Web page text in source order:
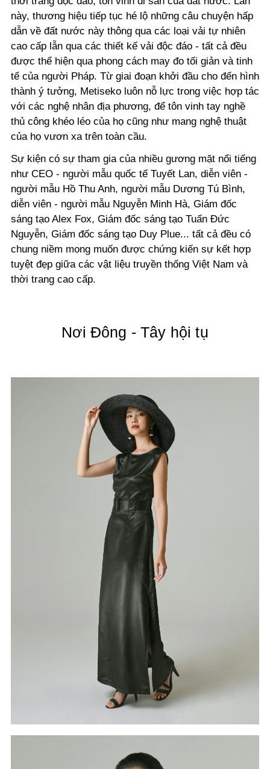
này, thương hiệu tiếp tục hé lộ những câu chuyện hấp
dẫn về đất nước này thông qua các loại vải tự nhiên
cao cấp lẫn qua các thiết kế vải độc đáo - tất cả đều
được thể hiện qua phong cách may đo tối giản và tinh
tế của người Pháp. Từ giai đoạn khởi đầu cho đến hình
thành ý tưởng, Metiseko luôn nỗ lực trong việc hợp tác
với các nghệ nhân địa phương, để tôn vinh tay nghề
thủ công khéo léo của họ cũng như mang nghệ thuật
của họ vươn xa trên toàn cầu.
Sự kiện có sự tham gia của nhiều gương mặt nổi tiếng
như CEO - người mẫu quốc tế Tuyết Lan, diễn viên -
người mẫu Hồ Thu Anh, người mẫu Dương Tú Bình,
diễn viên - người mẫu Nguyễn Minh Hà, Giám đốc
sáng tạo Alex Fox, Giám đốc sáng tạo Tuấn Đức
Nguyễn, Giám đốc sáng tạo Duy Plue... tất cả đều có
chung niềm mong muốn được chứng kiến sự kết hợp
tuyệt đẹp giữa các vật liệu truyền thống Việt Nam và
thời trang cao cấp.
Nơi Đông - Tây hội tụ